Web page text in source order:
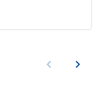
Vorige
keyboard_arrow_left keyboard_arrow_right